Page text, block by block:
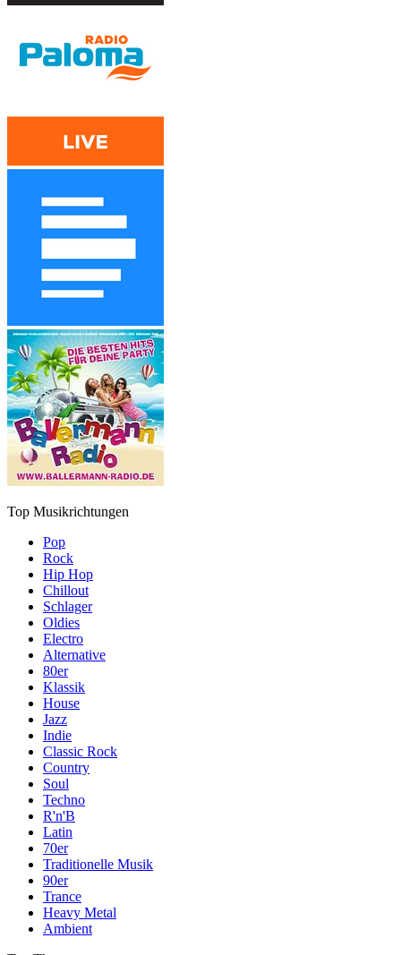
Top Musikrichtungen
Pop
Rock
Hip Hop
Chillout
Schlager
Oldies
Electro
Alternative
80er
Klassik
House
Jazz
Indie
Classic Rock
Country
Soul
Techno
R'n'B
Latin
70er
Traditionelle Musik
90er
Trance
Heavy Metal
Ambient